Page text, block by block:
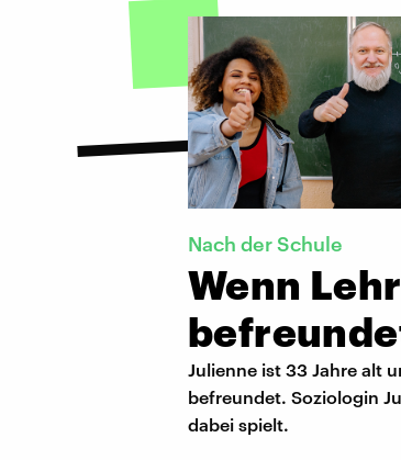
Nach der Schule
Wenn
Julienne ist 33 Jahre alt
befreundet. Soziologin
dabei spielt.